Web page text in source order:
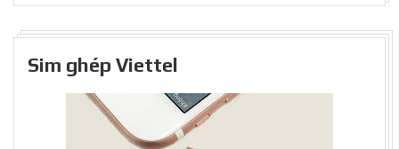
Sim ghép Viettel